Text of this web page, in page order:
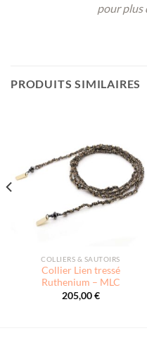
pour plus
PRODUITS SIMILAIRES
COLLIERS & SAUTOIRS
Collier Lien tressé
Ruthenium – MLC
205,00€